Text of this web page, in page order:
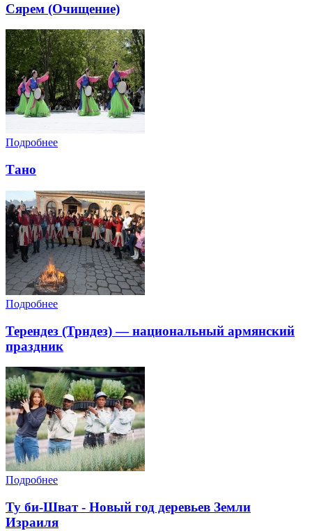
Сярем (Очищение)
Подробнее
Тано
Подробнее
Терендез (Трндез) — национальный армянский
праздник
Подробнее
Ту би-Шват - Новый год деревьев Земли
Израиля